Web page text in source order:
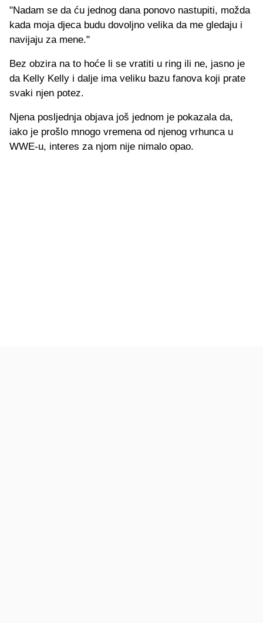
"Nadam se da ću jednog dana ponovo nastupiti, možda
kada moja djeca budu dovoljno velika da me gledaju i
navijaju za mene."
Bez obzira na to hoće li se vratiti u ring ili ne, jasno je
da Kelly Kelly i dalje ima veliku bazu fanova koji prate
svaki njen potez.
Njena posljednja objava još jednom je pokazala da,
iako je prošlo mnogo vremena od njenog vrhunca u
WWE-u, interes za njom nije nimalo opao.